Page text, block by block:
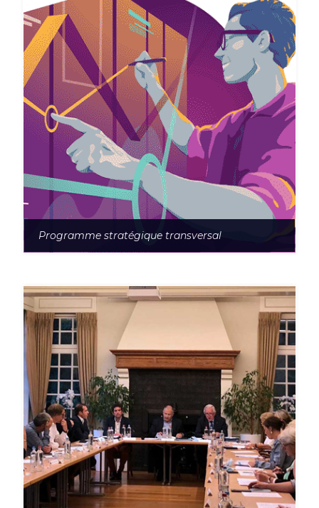
Programme stratégique transversal